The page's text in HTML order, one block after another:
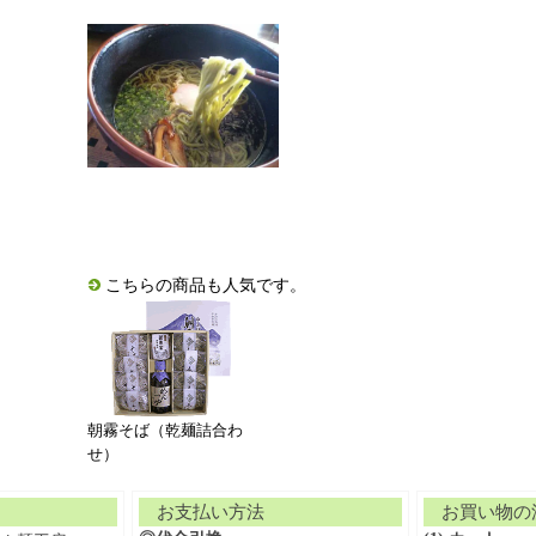
こちらの商品も人気です。
朝霧そば（乾麺詰合わ
せ）
お支払い方法 お買い物の